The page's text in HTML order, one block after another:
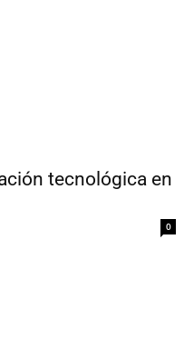
tecnológica en
0